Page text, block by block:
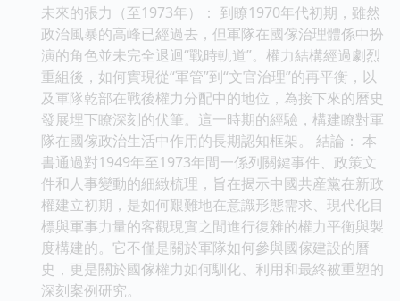
未來的張力（至1973年）： 到瞭1970年代初期，雖然
政治風暴的高峰已經過去，但軍隊在國傢治理體係中扮
演的角色並未完全退迴“戰時軌道”。權力結構經過劇烈
重組後，如何實現從“軍管”到“文官治理”的再平衡，以
及軍隊乾部在戰後權力分配中的地位，為接下來的曆史
發展埋下瞭深刻的伏筆。這一時期的經驗，構建瞭對軍
隊在國傢政治生活中作用的長期認知框架。 結論： 本
書通過對1949年至1973年間一係列關鍵事件、政策文
件和人事變動的細緻梳理，旨在揭示中國共産黨在新政
權建立初期，是如何艱難地在意識形態需求、現代化目
標與軍事力量的客觀現實之間進行復雜的權力平衡與製
度構建的。它不僅是關於軍隊如何參與國傢建設的曆
史，更是關於國傢權力如何馴化、利用和最終被重塑的
深刻案例研究。